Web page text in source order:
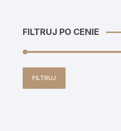
FILTRUJ PO CENIE
FILTRUJ